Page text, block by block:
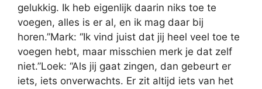
gelukkig. Ik heb eigenlijk daarin niks toe te
voegen, alles is er al, en ik mag daar bij
horen.”Mark: “Ik vind juist dat jij heel veel toe te
voegen hebt, maar misschien merk je dat zelf
niet.”Loek: “Als jij gaat zingen, dan gebeurt er
iets, iets onverwachts. Er zit altijd iets van het